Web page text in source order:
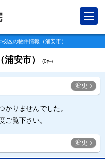
区の物件情報（浦安市）
安市） (0件)
変更
かりませんでした。
ご覧下さい。
変更